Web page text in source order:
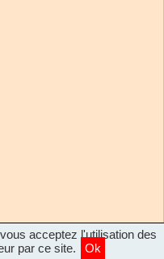
acceptez l'utilisation des
par ce site.
Ok